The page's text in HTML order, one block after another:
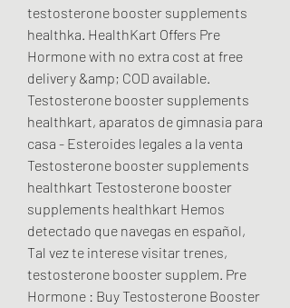
testosterone booster supplements
healthka. HealthKart Offers Pre
Hormone with no extra cost at free
delivery &amp; COD available.
Testosterone booster supplements
healthkart, aparatos de gimnasia para
casa - Esteroides legales a la venta
Testosterone booster supplements
healthkart Testosterone booster
supplements healthkart Hemos
detectado que navegas en español,
Tal vez te interese visitar trenes,
testosterone booster supplem. Pre
Hormone : Buy Testosterone Booster